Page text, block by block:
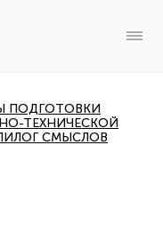
ПОДГОТОВКИ
ТЕХНИЧЕСКОЙ
СМЫСЛОВ